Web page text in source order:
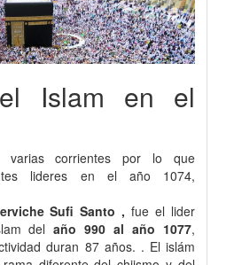
Islam en el
corrientes por lo que
lideres en el año 1074,
Sufi Santo , fue el lider
del año 990 al año 1077,
duran 87 años. . El islám